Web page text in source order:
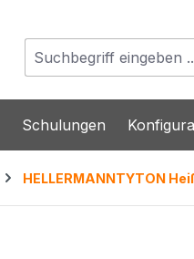
Schulungen
HELLERMANNTYTON